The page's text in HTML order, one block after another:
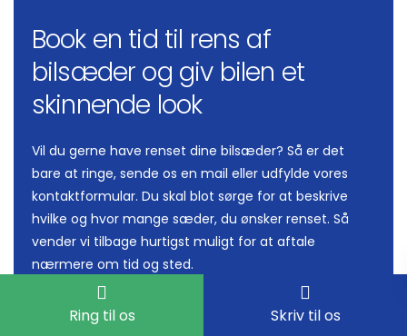
Book en tid til rens af
bilsæder og giv bilen et
skinnende look
Vil du gerne have renset dine bilsæder? Så er det
bare at ringe, sende os en mail eller udfylde vores
kontaktformular. Du skal blot sørge for at beskrive
hvilke og hvor mange sæder, du ønsker renset. Så
vender vi tilbage hurtigst muligt for at aftale
nærmere om tid og sted.
Det tager ikke mange øjeblikke, og inden længe har
du en bil, som er lige så lækker at køre rundt i, som da
Ring til os Skriv til os